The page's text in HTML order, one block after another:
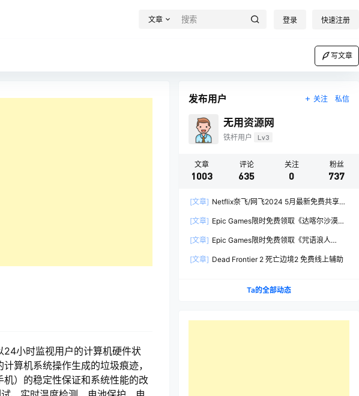
文章 登录 快速注册
写文章
小时监视用户的计算机硬件状
算机系统操作生成的垃圾痕迹，
）的稳定性保证和系统性能的改
发布用户 关注 私信
无用资源网
铁杆用户 Lv3
文章
1003
评论
635
关注
0
粉丝
737
[文章] Netflix奈飞/网飞2024 5月最新免费共享账
[文章] Epic Games限时免费领取《达喀尔沙漠拉
[文章] Epic Games限时免费领取《咒语浪人
[文章] Dead Frontier 2 死亡边境2 免费线上辅助
Ta的全部动态